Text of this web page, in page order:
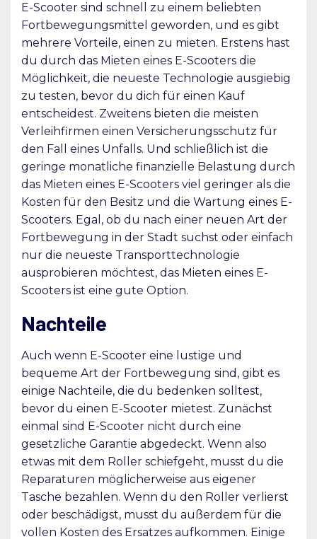
E-Scooter sind schnell zu einem beliebten
Fortbewegungsmittel geworden, und es gibt
mehrere Vorteile, einen zu mieten. Erstens hast
du durch das Mieten eines E-Scooters die
Möglichkeit, die neueste Technologie ausgiebig
zu testen, bevor du dich für einen Kauf
entscheidest. Zweitens bieten die meisten
Verleihfirmen einen Versicherungsschutz für
den Fall eines Unfalls. Und schließlich ist die
geringe monatliche finanzielle Belastung durch
das Mieten eines E-Scooters viel geringer als die
Kosten für den Besitz und die Wartung eines E-
Scooters. Egal, ob du nach einer neuen Art der
Fortbewegung in der Stadt suchst oder einfach
nur die neueste Transporttechnologie
ausprobieren möchtest, das Mieten eines E-
Scooters ist eine gute Option.
Nachteile
Auch wenn E-Scooter eine lustige und
bequeme Art der Fortbewegung sind, gibt es
einige Nachteile, die du bedenken solltest,
bevor du einen E-Scooter mietest. Zunächst
einmal sind E-Scooter nicht durch eine
gesetzliche Garantie abgedeckt. Wenn also
etwas mit dem Roller schiefgeht, musst du die
Reparaturen möglicherweise aus eigener
Tasche bezahlen. Wenn du den Roller verlierst
oder beschädigst, musst du außerdem für die
vollen Kosten des Ersatzes aufkommen. Einige